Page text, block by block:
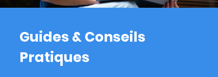
Guides & Conseils
Pratiques